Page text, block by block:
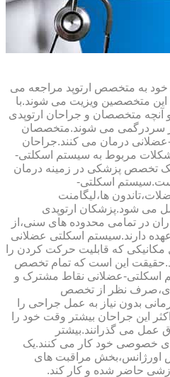
خود به متخصص ارتوپد مراجعه می
این متخصصین ویزیت می شوند.با
آنچه متخصصان و جراحان ارتوپدی
سردرگمی می شوند.متخصصان
عضلانی درمان می کنند.جراحان
مربوط به سیستم اسکلتی-
تخصص پزشکی در زمینه درمان
اسکلتی-
ها،لیگامنت
می شود.پزشکان ارتوپدی
در تمامی محدوده های سنی،از
دارند.سیستم اسکلتی عضلانی
که قابلیت حرکت کردن را
این است که تمام تخصص
اسکلتی-عضلانی نقاط مشترک و
نظر از تخصص
بدون نیاز به عمل جراحی را
این جراحان بیشتر وقت خود را
عمل می گذرانند.بیشتر
خصوصی خود کار می کنند.یک
اورژانس،بخش مراقبت های
حاضر شده و کار کند.